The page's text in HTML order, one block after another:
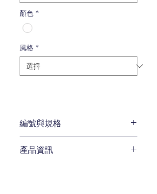
顏色 *
風格 *
編號與規格
編號 WJ-4.80099
產品資訊